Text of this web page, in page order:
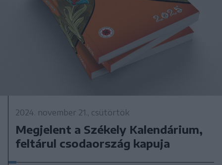
2024. november 21., csütörtök
Megjelent a Székely Kalendárium,
feltárul csodaország kapuja